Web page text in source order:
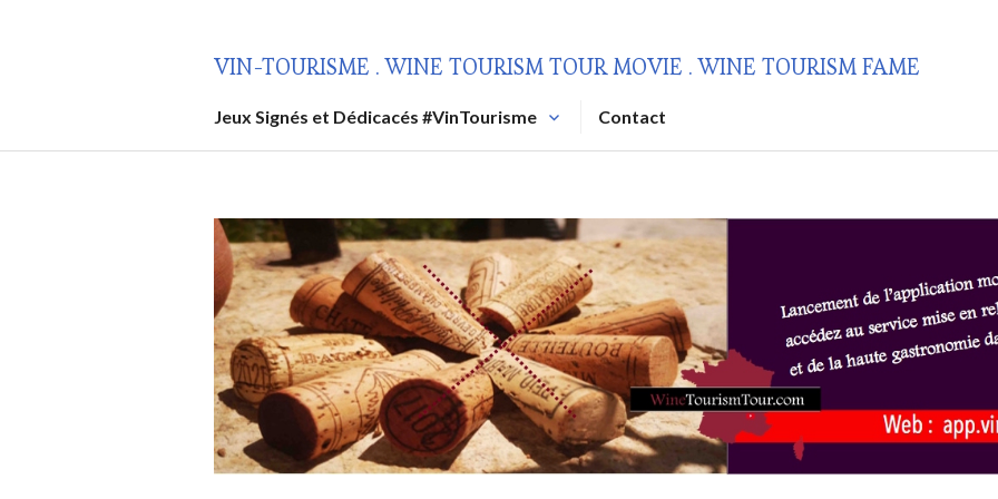
VIN-TOURISME . WINE TOURISM TOUR MOVIE . WINE TOURISM FAME
Jeux Signés et Dédicacés #VinTourisme Contact